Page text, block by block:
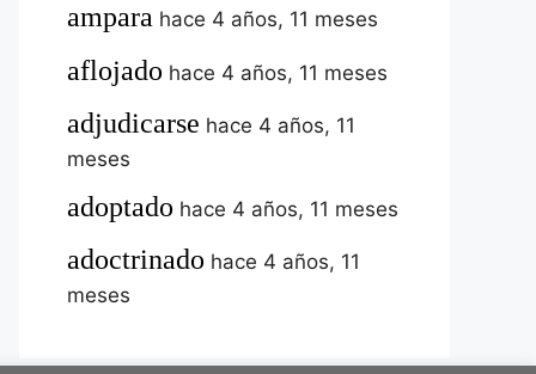
ampara hace 4 años, 11 meses
aflojado hace 4 años, 11 meses
adjudicarse hace 4 años, 11
meses
adoptado hace 4 años, 11 meses
adoctrinado hace 4 años, 11
meses